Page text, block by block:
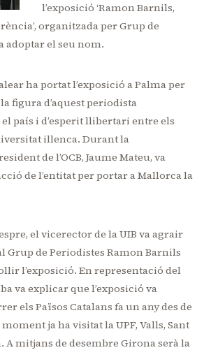
l’exposició ‘Ramon Barnils,
organitzada per Grup de
adoptar el seu nom.
ha portat l’exposició a Palma per
figura d’aquest periodista
país i d’esperit llibertari entre els
illenca. Durant la
de l’OCB, Jaume Mateu, va
de l’entitat per portar a Mallorca la
el vicerector de la UIB va agrair
Grup de Periodistes Ramon Barnils
l’exposició. En representació del
va explicar que l’exposició va
els Països Catalans fa un any des de
ja ha visitat la UPF, Valls, Sant
A mitjans de desembre Girona serà la